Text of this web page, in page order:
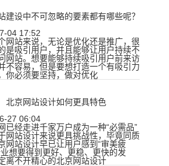
建设中不可忽略的要素都有哪些呢？
04 17:52
网站来说，无论是优化还是推广，很
是吸引用户，并且能够让用户持续不
网站。想要能够持续吸引用户前来访
不容易，但是要想打造一个有吸引力
你必须要坚持，做对优化
北京网站设计如何更具特色
27 06:04
已经走进千家万户成为一种“必需品”
网站设计来说更具挑战性，毕竟同质
网站设计早已让用户感到“审美疲
想要得到更好、更稳、更快的发
离不开精心的北京网站设计